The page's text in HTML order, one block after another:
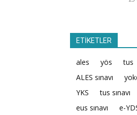
ETİKETLER
ales yös tus
ALES sınavı
YKS
tus sınavı
eus sınavı
e-